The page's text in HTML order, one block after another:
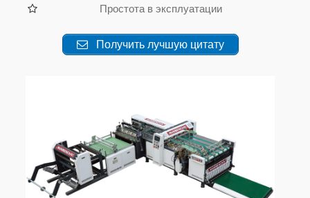
Простота в эксплуатации
Получить лучшую цитату